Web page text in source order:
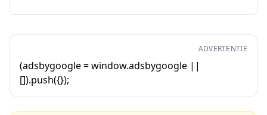
ADVERTENTIE
(adsbygoogle = window.adsbygoogle ||
[]).push({});